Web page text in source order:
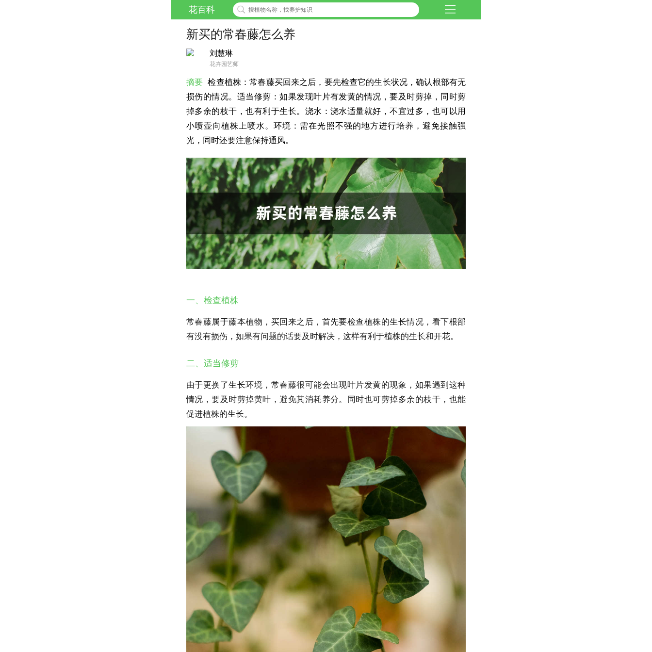
花百科
新买的常春藤怎么养
刘慧琳
花卉园艺师
摘要 检查植株：常春藤买回来之后，要先检查它的生长状况，确认根部有无
损伤的情况。适当修剪：如果发现叶片有发黄的情况，要及时剪掉，同时剪
掉多余的枝干，也有利于生长。浇水：浇水适量就好，不宜过多，也可以用
小喷壶向植株上喷水。环境：需在光照不强的地方进行培养，避免接触强
光，同时还要注意保持通风。
一、检查植株
常春藤属于藤本植物，买回来之后，首先要检查植株的生长情况，看下根部
有没有损伤，如果有问题的话要及时解决，这样有利于植株的生长和开花。
二、适当修剪
由于更换了生长环境，常春藤很可能会出现叶片发黄的现象，如果遇到这种
情况，要及时剪掉黄叶，避免其消耗养分。同时也可剪掉多余的枝干，也能
促进植株的生长。